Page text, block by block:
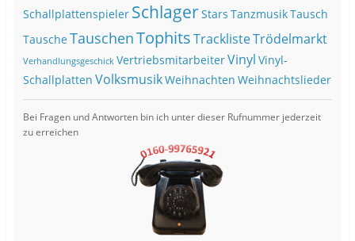
Schallplattenspieler SchlagerStars TanzmusikTausch
TauscheTauschenTophitsTracklisteTrödelmarkt
Verhandlungsgeschick VertriebsmitarbeiterVinyl Vinyl-
Schallplatten VolksmusikWeihnachten Weihnachtslieder
Bei Fragen und Antworten bin ich unter dieser Rufnummer jederzeit
zu erreichen